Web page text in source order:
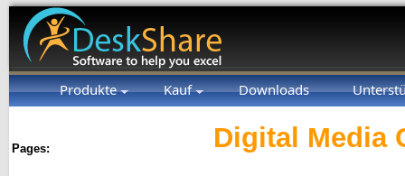
Produkte Kauf Downloads
Pages: Digital Media